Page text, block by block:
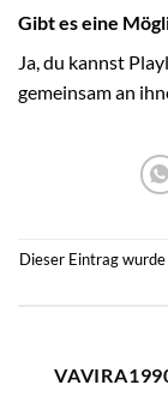
Gibt es eine
Ja, du kannst
gemeinsam an
Dieser Eintrag